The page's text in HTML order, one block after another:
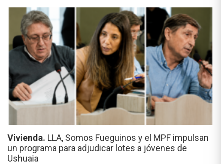
Vivienda. LLA, Somos Fueguinos y el MPF impulsan
un programa para adjudicar lotes a jóvenes de
Ushuaia